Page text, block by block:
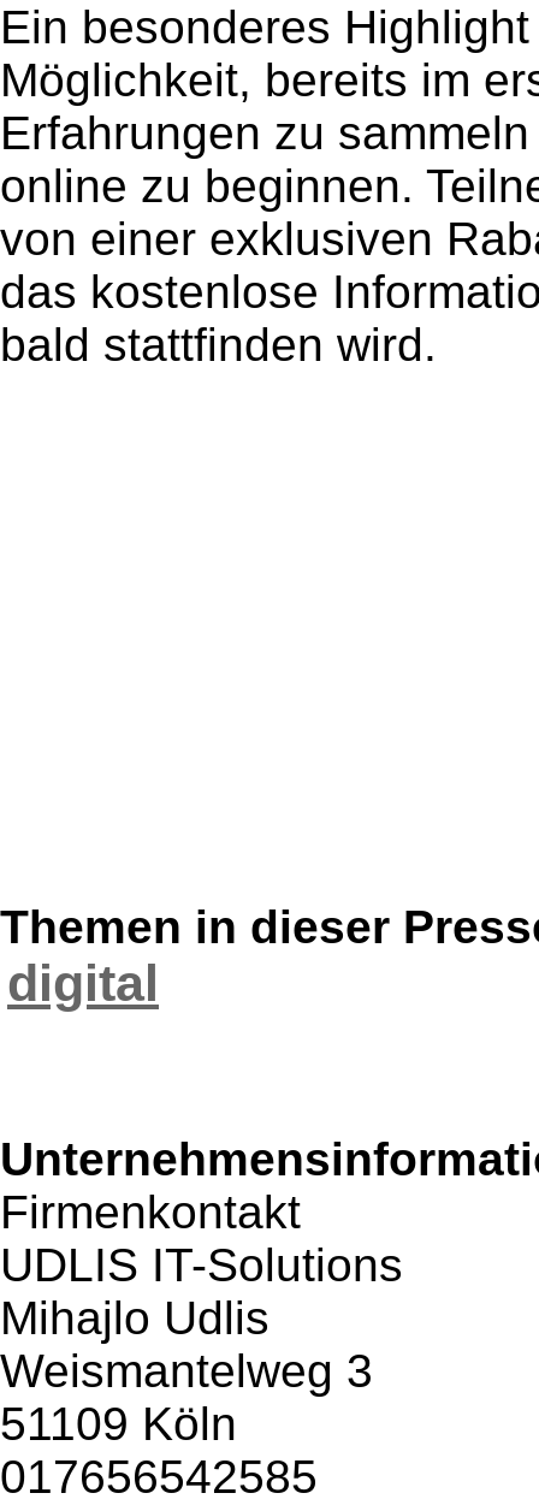
Ein besonderes
Möglichkeit, bereits im
Erfahrungen zu
online zu beginnen.
von einer exklusiven
das kostenlose
bald stattfinden wird.
Themen in dieser
digital
Firmenkontakt
UDLIS IT-Solutions
Mihajlo Udlis
Weismantelweg 3
51109 Köln
017656542585